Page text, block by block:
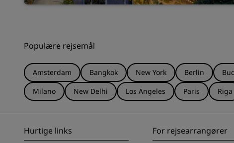
Populære rejsemål
Amsterdam Bangkok New York Berlin
Milano
New Delhi Los Angeles Paris Riga
Hurtige links For rejsearrangører